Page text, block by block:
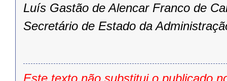
Luís Gastão de Alencar Franco de
Secretário de Estado da
Este texto não substitui o publicado